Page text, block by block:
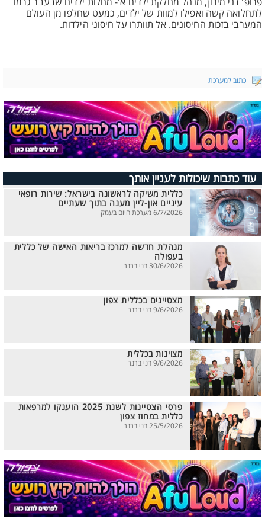
פרופ' דני מירון, מנהל מחלקת ילדים א'- מחלות ילדים שבעבר גרמו
לתחלואה קשה ואפילו למוות של ילדים, כמעט שחלפו מן העולם
המערבי בזכות החיסונים. אל תוותרו על חיסוני הילדות.
כתוב למערכת
עוד כתבות שיכולות לעניין אותך
כללית משיקה לראשונה בישראל: שירות רופאי
עיניים און-ליין מענה בתוך שעתיים
6/7/2026 מערכת היום בעמק
מנהלת חדשה למרכז בריאות האישה של כללית
בעפולה
30/6/2026 דני ברנר
מצטיינים בכללית צפון
9/6/2026 דני ברנר
מצוינות בכללית
9/6/2026 דני ברנר
פרסי הצטיינות לשנת 2025 הוענקו למרפאות
כללית במחוז צפון
25/5/2026 דני ברנר